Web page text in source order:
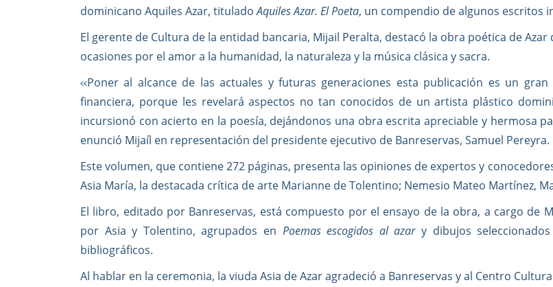
dominicano Aquiles Azar, tituladoAquiles Azar. El Poeta, un compendio de algunos escritos
El gerente de Cultura de la entidad bancaria, Mijail Peralta, destacó la obra poética de
ocasiones por el amor a la humanidad, la naturaleza y la música clásica y sacra.
«Poner al alcance de las actuales y futuras generaciones esta publicación es un
financiera, porque les revelará aspectos no tan conocidos de un artista plástico
incursionó con acierto en la poesía, dejándonos una obra escrita apreciable y hermosa
enunció Mijaíl en representación del presidente ejecutivo de Banreservas, Samuel Pereyra.
Este volumen, que contiene 272 páginas, presenta las opiniones de expertos y
Asia María, la destacada crítica de arte Marianne de Tolentino; Nemesio Mateo Martínez,
El libro, editado por Banreservas, está compuesto por el ensayo de la obra, a cargo de
por Asia y Tolentino, agrupados en Poemas escogidos al azary dibujos
bibliográficos.
Al hablar en la ceremonia, la viuda Asia de Azar agradeció a Banreservas y al Centro